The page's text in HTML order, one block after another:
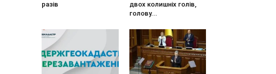
разів
двох колишніх голів,
голову...